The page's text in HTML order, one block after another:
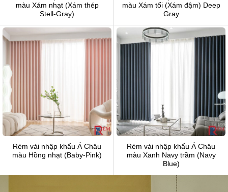
màu Xám nhạt (Xám thép
Stell-Gray)
màu Xám tối (Xám đậm) Deep
Gray
Rèm vải nhập khẩu Á Châu
màu Hồng nhạt (Baby-Pink)
Rèm vải nhập khẩu Á Châu
màu Xanh Navy trầm (Navy
Blue)